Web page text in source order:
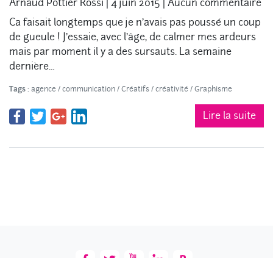
Arnaud Pottier Rossi 4 juin 2015
Aucun commentaire
Ca faisait longtemps que je n’avais pas poussé un coup
de gueule ! J’essaie, avec l’âge, de calmer mes ardeurs
mais par moment il y a des sursauts. La semaine
dernière…
Tags : agence /communication/Créatifs/créativité /Graphisme
Lire la suite